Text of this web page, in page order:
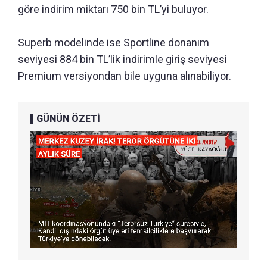
göre indirim miktarı 750 bin TL’yi buluyor.
Superb modelinde ise Sportline donanım
seviyesi 884 bin TL’lik indirimle giriş seviyesi
Premium versiyondan bile uyguna alınabiliyor.
GÜNÜN ÖZETİ